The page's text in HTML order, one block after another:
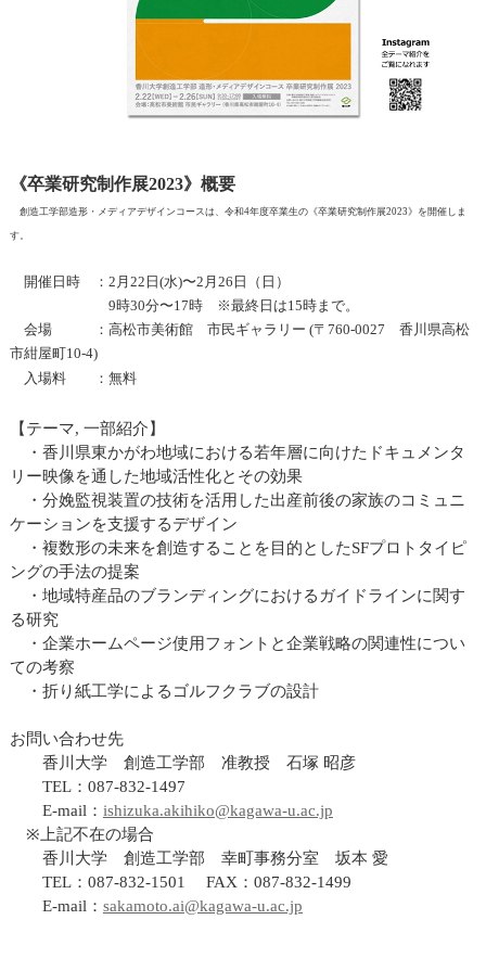
《卒業研究制作展2023》概要
創造工学部造形・メディアデザインコースは、 令和4年度卒業生の《卒業研究制作展2023》を開催しま
す。
開催日時 ：2月22日(水)〜2月26日（日）
9時30分〜17時 ※最終日は15時まで。
会場 ：高松市美術館 市民ギャラリー (〒760-0027 香川県高松
市紺屋町10-4)
入場料 ：無料
【テーマ, 一部紹介】
・香川県東かがわ地域における若年層に向けたドキュメンタ
リー映像を通した地域活性化とその効果
・分娩監視装置の技術を活用した出産前後の家族のコミュニ
ケーションを支援するデザイン
・複数形の未来を創造することを目的としたSFプロトタイピ
ングの手法の提案
・地域特産品のブランディングにおけるガイドラインに関す
る研究
・企業ホームページ使用フォントと企業戦略の関連性につい
ての考察
・折り紙工学によるゴルフクラブの設計
お問い合わせ先
香川大学 創造工学部 准教授 石塚 昭彦
TEL：087-832-1497
E-mail： ishizuka.akihiko@kagawa-u.ac.jp
※上記不在の場合
香川大学 創造工学部 幸町事務分室 坂本 愛
TEL：087-832-1501 FAX：087-832-1499
E-mail： sakamoto.ai@kagawa-u.ac.jp